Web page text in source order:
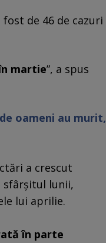
de 46 de cazuri
martie”, a spus
oameni au murit,
a crescut
sfârşitul lunii,
lui aprilie.
în parte